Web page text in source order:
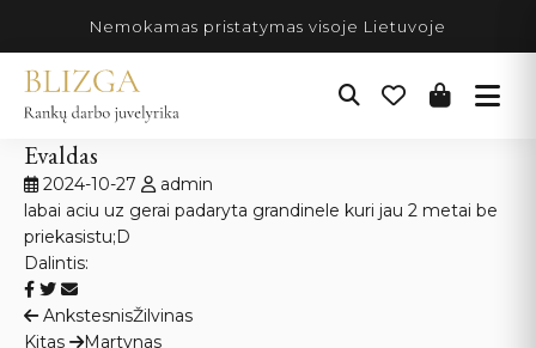
turinio
Nemokamas pristatymas visoje Lietuvoje
Evaldas
2024-10-27
admin
labai aciu uz gerai padaryta grandinele kuri jau 2 metai be
priekasistu;D
Dalintis:
Navigacija
AnkstesnisŽilvinas
Kitas
Martynas